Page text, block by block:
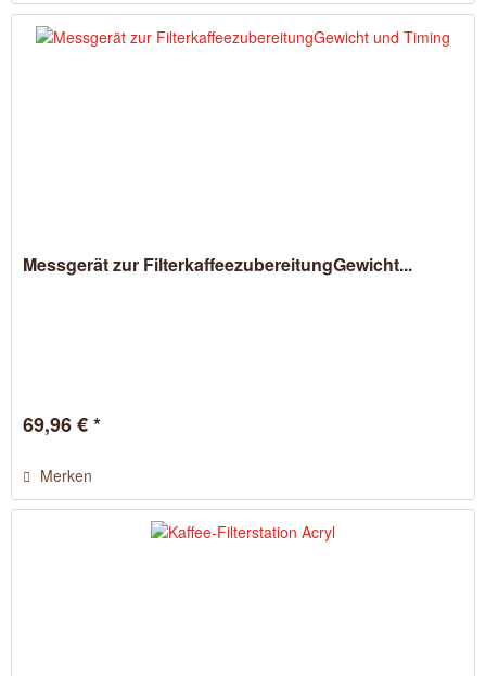
Messgerät zur FilterkaffeezubereitungGewicht...
69,96 € *
Merken